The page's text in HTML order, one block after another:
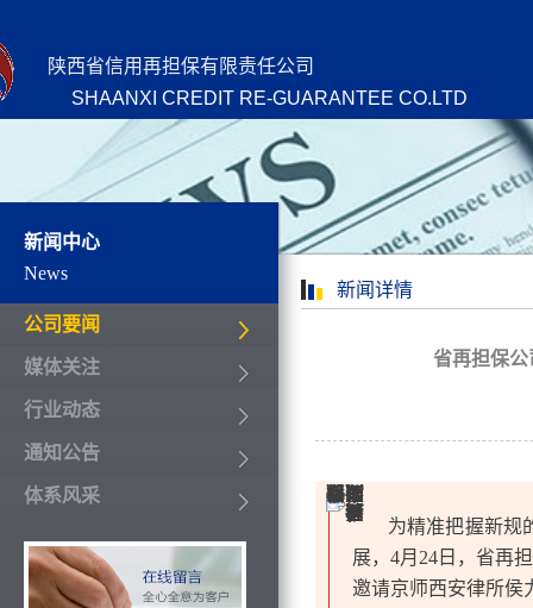
陕西省信用再担保有限责任公司
SHAANXI CREDIT RE-GUARANTEE CO.LTD
新闻中心
News
公司要闻
媒体关注
行业动态
通知公告
体系风采
新闻详情
省再担保
为精准把握新规的
展，4月24日，省再
邀请京师西安律所侯